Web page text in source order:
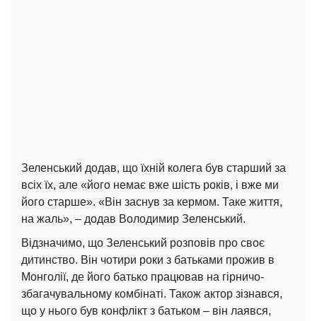
Зеленський додав, що їхній колега був старший за
всіх їх, але «його немає вже шість років, і вже ми
його старше». «Він заснув за кермом. Таке життя,
на жаль», – додав Володимир Зеленський.
Відзначимо, що Зеленський розповів про своє
дитинство. Він чотири роки з батьками прожив в
Монголії, де його батько працював на гірничо-
збагачувальному комбінаті. Також актор зізнався,
що у нього був конфлікт з батьком – він лаявся,